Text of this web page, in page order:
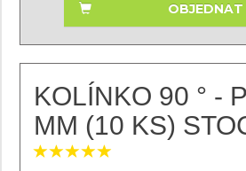
OBJEDNAT
KOLÍNKO 90 ° -
MM (10 KS)